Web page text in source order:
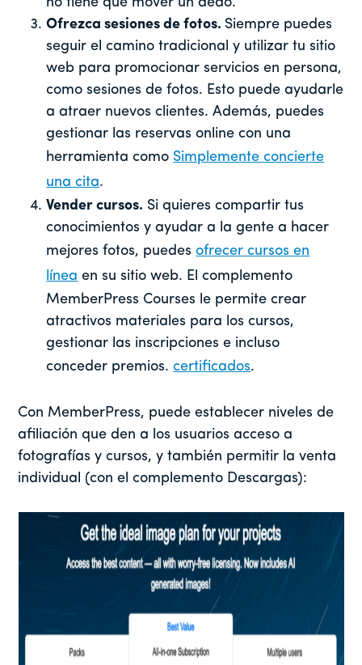
Ofrezca sesiones de fotos. Siempre puedes
seguir el camino tradicional y utilizar tu sitio
web para promocionar servicios en persona,
como sesiones de fotos. Esto puede ayudarle
a atraer nuevos clientes. Además, puedes
gestionar las reservas online con una
herramienta como Simplemente concierte
una cita.
Vender cursos. Si quieres compartir tus
conocimientos y ayudar a la gente a hacer
mejores fotos, puedesofrecer cursos en
línea en su sitio web. El complemento
MemberPress Courses le permite crear
atractivos materiales para los cursos,
gestionar las inscripciones e incluso
conceder premios.certificados.
Con MemberPress, puede establecer niveles de
afiliación que den a los usuarios acceso a
fotografías y cursos, y también permitir la venta
individual (con el complemento Descargas):